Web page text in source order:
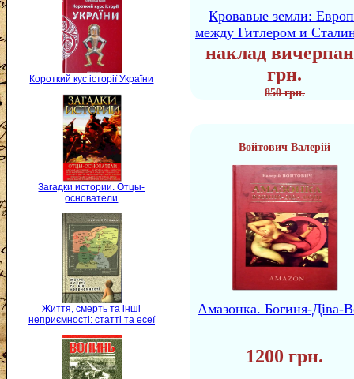
Короткий кус історії України
Загадки истории. Отцы-
основатели
Життя, смерть та інші
неприємності: статті та есеї
Кровавые земли:
между Гитлером и
наклад
грн.
850 грн.
Войтович Валерій
Амазонка. Богиня-Діва-
1200 грн.